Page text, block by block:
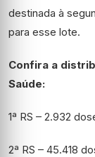
destinada à
para esse lote.
Confira a
Saúde:
1ª RS – 2.932
2ª RS – 45.418